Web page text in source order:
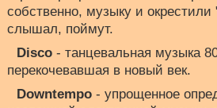
собственно, музыку и окрестили
слышал, поймут.
Disco - танцевальная музыка
перекочевавшая в новый век.
Downtempo - упрощенное